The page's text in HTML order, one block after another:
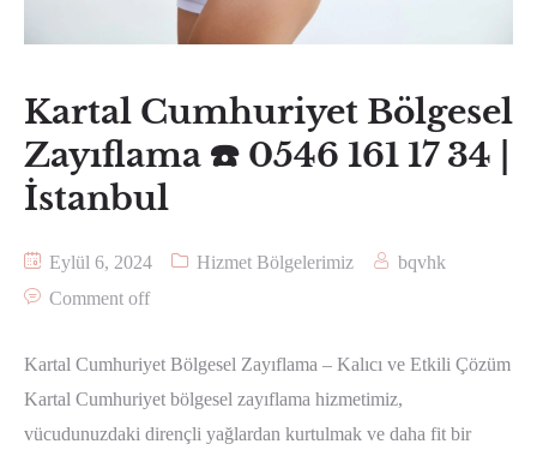
Kartal Cumhuriyet Bölgesel
Zayıflama ☎️ 0546 161 17 34 |
İstanbul
Eylül 6, 2024 Hizmet Bölgelerimiz
bqvhk
Comment off
Kartal Cumhuriyet Bölgesel Zayıflama – Kalıcı ve Etkili Çözüm
Kartal Cumhuriyet bölgesel zayıflama hizmetimiz,
vücudunuzdaki dirençli yağlardan kurtulmak ve daha fit bir